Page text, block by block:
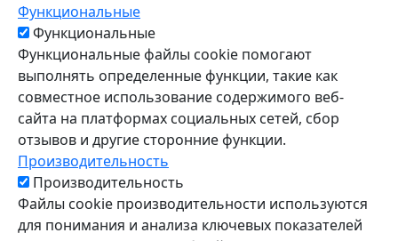
Функциональные
Функциональные
Функциональные файлы cookie помогают
выполнять определенные функции, такие как
совместное использование содержимого веб-
сайта на платформах социальных сетей, сбор
отзывов и другие сторонние функции.
Производительность
Производительность
Файлы cookie производительности используются
для понимания и анализа ключевых показателей